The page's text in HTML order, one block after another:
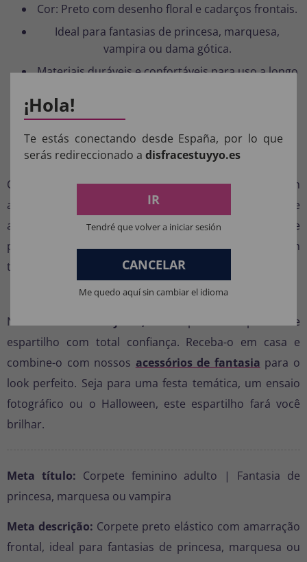
Cor: Preto com desenho floral e cadarços frontais.
Ideal para fantasias de princesa, marquesa,
vampira ou dama gótica.
Materiais duráveis e confortáveis para uso a longo
Perfeito para festas temáticas de Halloween,
Transforme sua fantasia com estilo
O espartilho feminino adultoé muito mais do que um
acessório: é a peça-chave que valoriza a silhueta, define
a cintura e ajuda a destacar-se com um estilo refinado e
poderoso. Perfeito para mulheres que procuram um
traje original com um toque de elegância.
Compre seu espartilho online
Na
você pode comprar este
espartilho com total confiança. Receba-o em casa e
combine-o com nossos acessórios de fantasia para o
look perfeito. Seja para uma festa temática, um ensaio
fotográfico ou o Halloween, este espartilho fará você
brilhar.
Meta título: Corpete feminino adulto | Fantasia de
princesa, marquesa ou vampira
Meta descrição: Corpete preto elástico com amarração
frontal, ideal para fantasias de princesa, marquesa ou
¡Hola!
Te estás conectando desde España, por lo que
serás redireccionado a disfracestuyyo.es
IR
Tendré que volver a iniciar sesión
CANCELAR
Me quedo aquí sin cambiar el idioma